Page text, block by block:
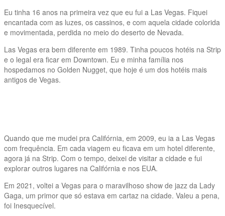
Eu tinha 16 anos na primeira vez que eu fui a Las Vegas. Fiquei
encantada com as luzes, os cassinos, e com aquela cidade colorida
e movimentada, perdida no meio do deserto de Nevada.
Las Vegas era bem diferente em 1989. Tinha poucos hotéis na Strip
e o legal era ficar em Downtown. Eu e minha família nos
hospedamos no Golden Nugget, que hoje é um dos hotéis mais
antigos de Vegas.
Quando que me mudei pra Califórnia, em 2009, eu ia a Las Vegas
com frequência. Em cada viagem eu ficava em um hotel diferente,
agora já na Strip. Com o tempo, deixei de visitar a cidade e fui
explorar outros lugares na Califórnia e nos EUA.
Em 2021, voltei a Vegas para o maravilhoso show de jazz da Lady
Gaga, um primor que só estava em cartaz na cidade. Valeu a pena,
foi Inesquecível.